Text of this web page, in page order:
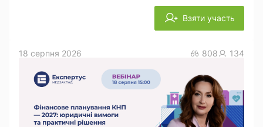
Взяти участь
18 серпня 2026 808 134